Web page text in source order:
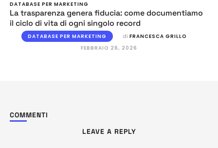
DATABASE PER MARKETING
La trasparenza genera fiducia: come documentiamo
il ciclo di vita di ogni singolo record
DATABASE PER MARKETING di FRANCESCA GRILLO
FEBBRAIO 26, 2026
COMMENTI
LEAVE A REPLY